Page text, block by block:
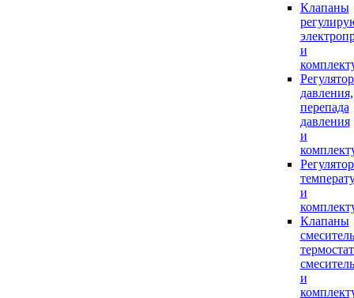
Клапаны
и
давления,
перепада
давления
и
и
Клапаны
и